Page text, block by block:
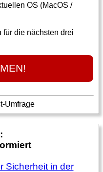
OS (MacOS /
die nächsten drei
Umfrage